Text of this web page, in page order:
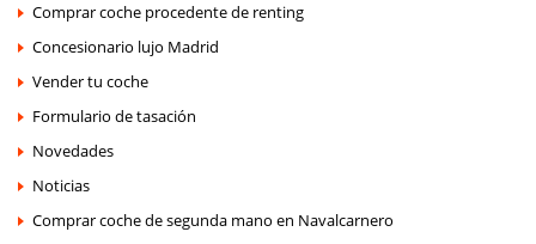
Comprar coche procedente de renting
Concesionario lujo Madrid
Vender tu coche
Formulario de tasación
Novedades
Noticias
Comprar coche de segunda mano en Navalcarnero